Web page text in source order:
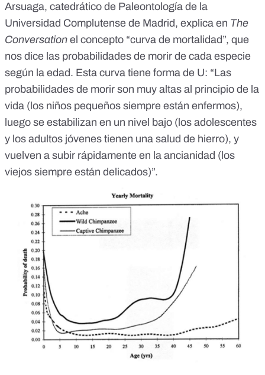
Arsuaga, catedrático de Paleontología de la
Universidad Complutense de Madrid, explica en The
Conversation el concepto “curva de mortalidad”, que
nos dice las probabilidades de morir de cada especie
según la edad. Esta curva tiene forma de U: “Las
probabilidades de morir son muy altas al principio de la
vida (los niños pequeños siempre están enfermos),
luego se estabilizan en un nivel bajo (los adolescentes
y los adultos jóvenes tienen una salud de hierro), y
vuelven a subir rápidamente en la ancianidad (los
viejos siempre están delicados)”.